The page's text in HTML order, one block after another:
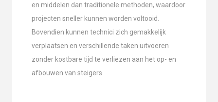
en middelen dan traditionele methoden, waardoor
projecten sneller kunnen worden voltooid.
Bovendien kunnen technici zich gemakkelijk
verplaatsen en verschillende taken uitvoeren
zonder kostbare tijd te verliezen aan het op- en
afbouwen van steigers.